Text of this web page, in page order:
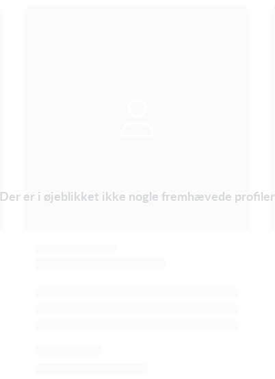
Der er i øjeblikket ikke nogle fremhævede profiler